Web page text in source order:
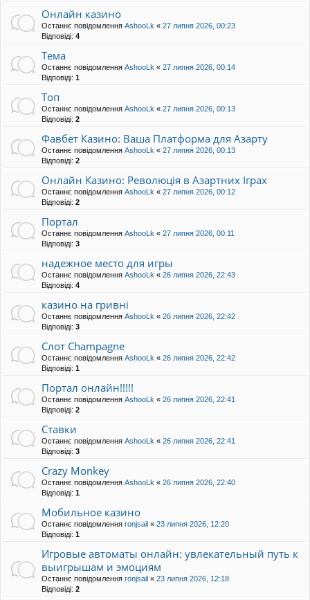
Онлайн казино
Останнє повідомлення AshooLk « 27 липня 2026, 00:23
Відповіді: 4
Тема
Останнє повідомлення AshooLk « 27 липня 2026, 00:14
Відповіді: 1
Топ
Останнє повідомлення AshooLk « 27 липня 2026, 00:13
Відповіді: 2
Фавбет Казино: Ваша Платформа для Азарту
Останнє повідомлення AshooLk « 27 липня 2026, 00:13
Відповіді: 2
Онлайн Казино: Революція в Азартних Іграх
Останнє повідомлення AshooLk « 27 липня 2026, 00:12
Відповіді: 2
Портал
Останнє повідомлення AshooLk « 27 липня 2026, 00:11
Відповіді: 3
надежное место для игры
Останнє повідомлення AshooLk « 26 липня 2026, 22:43
Відповіді: 4
казино на гривні
Останнє повідомлення AshooLk « 26 липня 2026, 22:42
Відповіді: 3
Слот Champagne
Останнє повідомлення AshooLk « 26 липня 2026, 22:42
Відповіді: 1
Портал онлайн!!!!!
Останнє повідомлення AshooLk « 26 липня 2026, 22:41
Відповіді: 2
Ставки
Останнє повідомлення AshooLk « 26 липня 2026, 22:41
Відповіді: 3
Crazy Monkey
Останнє повідомлення AshooLk « 26 липня 2026, 22:40
Відповіді: 1
Мобильное казино
Останнє повідомлення ronjsail « 23 липня 2026, 12:20
Відповіді: 1
Игровые автоматы онлайн: увлекательный путь к
выигрышам и эмоциям
Останнє повідомлення ronjsail « 23 липня 2026, 12:18
Відповіді: 2